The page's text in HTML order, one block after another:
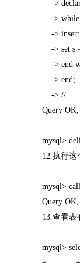
->
-> while
-> insert
-> set s
-> end
-> end;
-> //
Query OK,
mysql>
12.执行这
mysql>
Query OK,
13.查看表
mysql>